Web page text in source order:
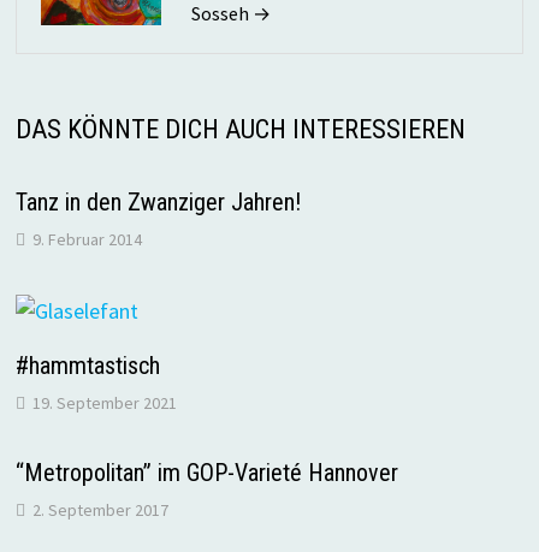
Sosseh →
DAS KÖNNTE DICH AUCH INTERESSIEREN
Tanz in den Zwanziger Jahren!
9. Februar 2014
#hammtastisch
19. September 2021
“Metropolitan” im GOP-Varieté Hannover
2. September 2017